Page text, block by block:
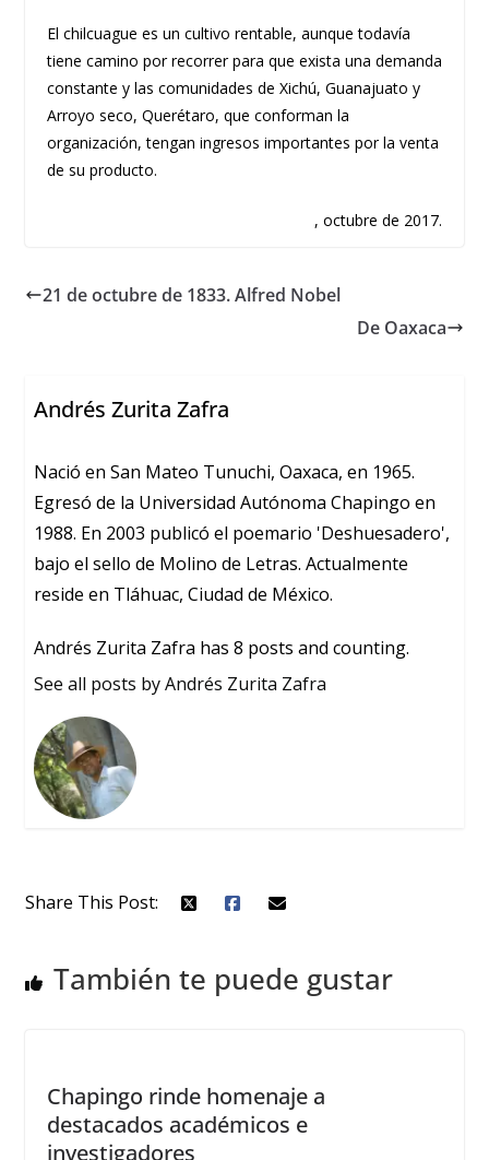
El chilcuague es un cultivo rentable, aunque todavía
tiene camino por recorrer para que exista una demanda
constante y las comunidades de Xichú, Guanajuato y
Arroyo seco, Querétaro, que conforman la
organización, tengan ingresos importantes por la venta
de su producto.
, octubre de 2017.
21 de octubre de 1833. Alfred Nobel
De Oaxaca
Andrés Zurita Zafra
Nació en San Mateo Tunuchi, Oaxaca, en 1965.
Egresó de la Universidad Autónoma Chapingo en
1988. En 2003 publicó el poemario 'Deshuesadero',
bajo el sello de Molino de Letras. Actualmente
reside en Tláhuac, Ciudad de México.
Andrés Zurita Zafra has 8 posts and counting.
See all posts by Andrés Zurita Zafra
Share This Post:
También te puede gustar
Chapingo rinde homenaje a
destacados académicos e
investigadores